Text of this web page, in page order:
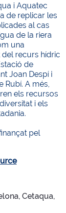
i Aquatec
de replicar les
al cas
de la riera
una
recurs hídric
de
Joan Despí i
Rubí. A més,
els recursos
i els
pel
Cetaqua,